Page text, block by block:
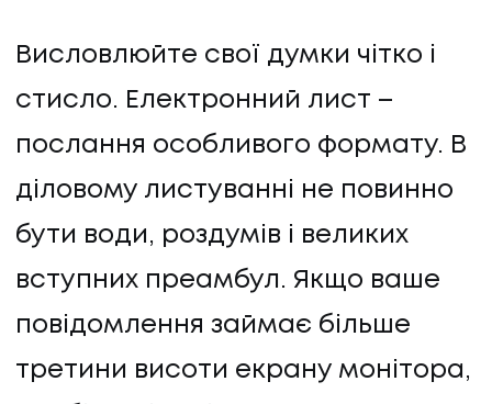
Висловлюйте свої думки чітко і
стисло. Електронний лист –
послання особливого формату. В
діловому листуванні не повинно
бути води, роздумів і великих
вступних преамбул. Якщо ваше
повідомлення займає більше
третини висоти екрану монітора,